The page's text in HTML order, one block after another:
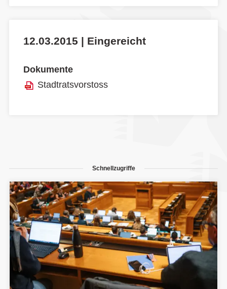
12.03.2015 | Eingereicht
Dokumente
Stadtratsvorstoss
Schnellzugriffe